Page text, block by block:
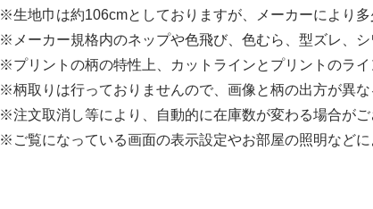
※生地巾は約106cmとしておりますが、メーカーにより多
※メーカー規格内のネップや色飛び、色むら、型ズレ、シ
※プリントの柄の特性上、カットラインとプリントのライ
※柄取りは行っておりませんので、画像と柄の出方が異な
※注文取消し等により、自動的に在庫数が変わる場合がご
※ご覧になっている画面の表示設定やお部屋の照明など